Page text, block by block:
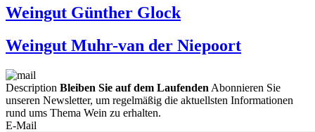
Weingut Günther Glock
Weingut Muhr-van der Niepoort
Description Bleiben Sie auf dem Laufenden Abonnieren Sie
unseren Newsletter, um regelmäßig die aktuellsten Informationen
rund ums Thema Wein zu erhalten.
E-Mail